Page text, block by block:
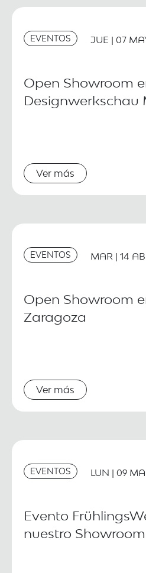
EVENTOS JUE | 07
Open Showroom
Designwerkschau
Ver más
EVENTOS MAR | 14
Open Showroom
Zaragoza
Ver más
EVENTOS LUN | 09
Evento
nuestro